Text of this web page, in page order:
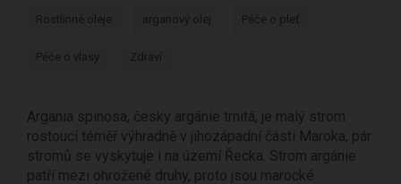
Rostlinné oleje arganový olej Péče o pleť
Péče o vlasy Zdraví
Argania spinosa, česky argánie trnitá, je malý strom
rostoucí téměř výhradně v jihozápadní části Maroka, pár
stromů se vyskytuje i na území Řecka. Strom argánie
patří mezi ohrožené druhy, proto jsou marocké